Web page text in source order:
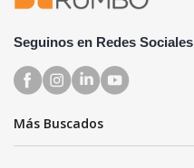
Seguinos en Redes Sociales
Más Buscados